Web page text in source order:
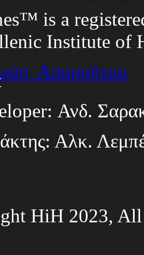
is a
Institute of
Απορρήτου
Ανδ.
Αλκ.
HiH 2023, All